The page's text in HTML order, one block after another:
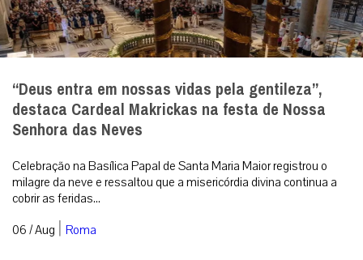
“Deus entra em nossas vidas pela gentileza”,
destaca Cardeal Makrickas na festa de Nossa
Senhora das Neves
Celebração na Basílica Papal de Santa Maria Maior registrou o
milagre da neve e ressaltou que a misericórdia divina continua a
cobrir as feridas...
06 / Aug | Roma